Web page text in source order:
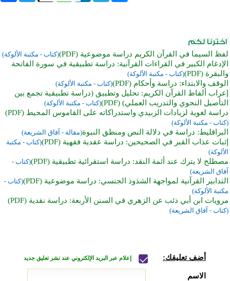
لفظ السيما في القرآن الكريم دراسة موضوعية (PDF) (كتاب - مكتبة الألوكة)
الإدغام الكبير في القراءات القرآنية: دراسة تطبيقية في سورة الفاتحة
والبقرة (PDF)
(كتاب - مكتبة الألوكة)
الوقف والابتداء: دراسة وأحكام (PDF) (كتاب - مكتبة الألوكة)
إعراب ألفاظ القرآن الكريم: تحليل وتطبيق (دراسة تطبيقية تجمع بين
التأصيل النحوي والتدريب العملي) (PDF)
(كتاب - مكتبة الألوكة)
دراسة لغوية لزيادات الزبيدي واستدراكاته على القاموس المحيط (PDF)
(كتاب - مكتبة الألوكة)
البراقليط: دراسة في دلالة النص ومنطق النبوة(مقالة - آفاق الشريعة)
إثبات عذاب القبر في الصحيحين: دراسة عقدية فقهية (PDF)
(كتاب - مكتبة
الألوكة)
مصطلح لا يترك عند أئمة النقد: دراسة استقرائية تطبيقية (PDF)
(كتاب -
آفاق الشريعة)
التدابير القرآنية لمواجهة الشذوذ الجنسي: دراسة موضوعية (PDF)
(كتاب -
مكتبة الألوكة)
مرويات ابن أبي ذئب عن الزهري في السنن الأربعة: دراسة نقدية (PDF)
(كتاب - آفاق الشريعة)
أضف تعليقك: إعلام عبر البريد الإلكتروني عند نشر تعليق جديد
الاسم